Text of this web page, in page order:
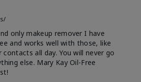
only makeup remover I have
and works well with those, like
all day. You will never go
else. Mary Kay Oil-Free